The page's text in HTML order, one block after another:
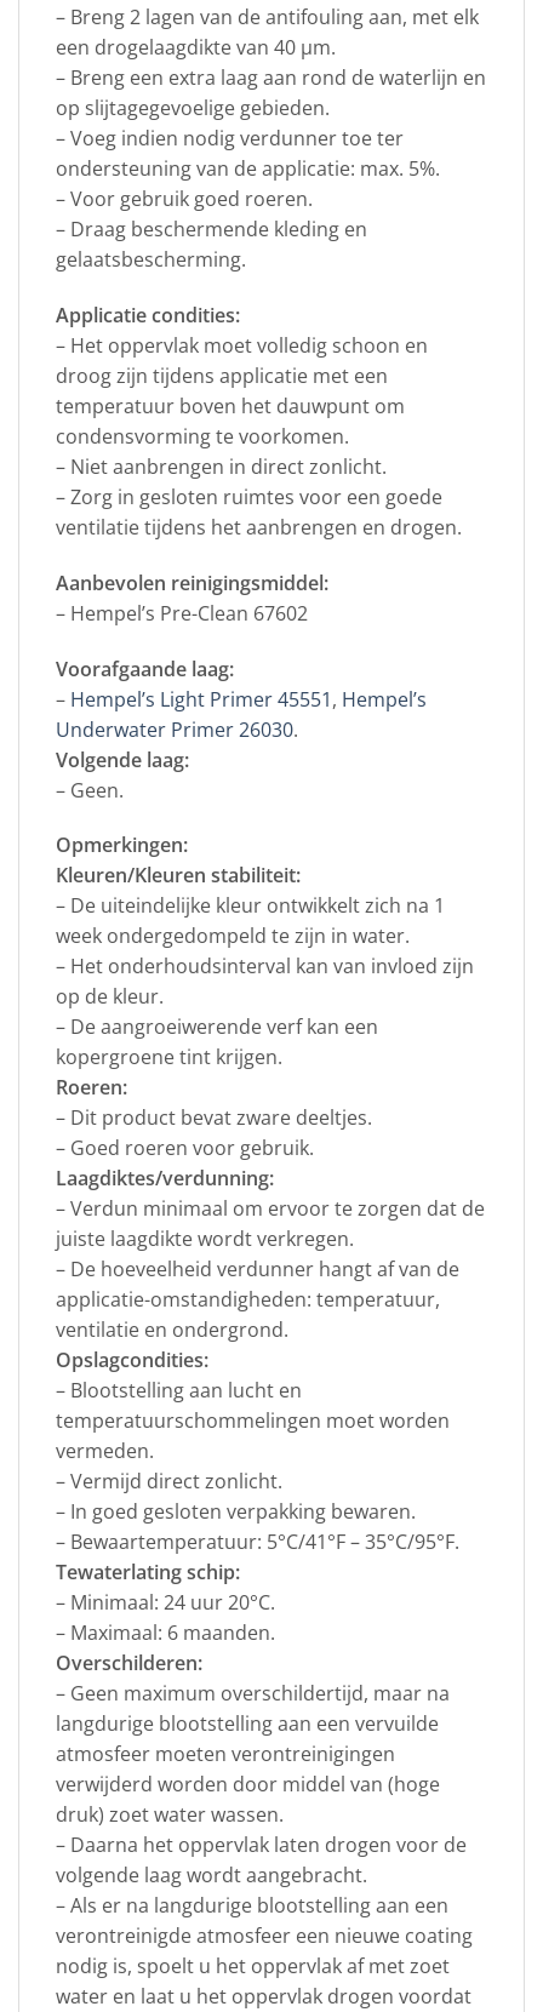
– Breng 2 lagen van de antifouling aan, met elk
een drogelaagdikte van 40 µm.
– Breng een extra laag aan rond de waterlijn en
op slijtagegevoelige gebieden.
– Voeg indien nodig verdunner toe ter
ondersteuning van de applicatie: max. 5%.
– Voor gebruik goed roeren.
– Draag beschermende kleding en
gelaatsbescherming.
Applicatie condities:
– Het oppervlak moet volledig schoon en
droog zijn tijdens applicatie met een
temperatuur boven het dauwpunt om
condensvorming te voorkomen.
– Niet aanbrengen in direct zonlicht.
– Zorg in gesloten ruimtes voor een goede
ventilatie tijdens het aanbrengen en drogen.
Aanbevolen reinigingsmiddel:
– Hempel’s Pre-Clean 67602
Voorafgaande laag:
– Hempel’s Light Primer 45551, Hempel’s
Underwater Primer 26030.
Volgende laag:
– Geen.
Opmerkingen:
Kleuren/Kleuren stabiliteit:
– De uiteindelijke kleur ontwikkelt zich na 1
week ondergedompeld te zijn in water.
– Het onderhoudsinterval kan van invloed zijn
op de kleur.
– De aangroeiwerende verf kan een
kopergroene tint krijgen.
Roeren:
– Dit product bevat zware deeltjes.
– Goed roeren voor gebruik.
Laagdiktes/verdunning:
– Verdun minimaal om ervoor te zorgen dat de
juiste laagdikte wordt verkregen.
– De hoeveelheid verdunner hangt af van de
applicatie-omstandigheden: temperatuur,
ventilatie en ondergrond.
Opslagcondities:
– Blootstelling aan lucht en
temperatuurschommelingen moet worden
vermeden.
– Vermijd direct zonlicht.
– In goed gesloten verpakking bewaren.
– Bewaartemperatuur: 5°C/41°F – 35°C/95°F.
Tewaterlating schip:
– Minimaal: 24 uur 20°C.
– Maximaal: 6 maanden.
Overschilderen:
– Geen maximum overschildertijd, maar na
langdurige blootstelling aan een vervuilde
atmosfeer moeten verontreinigingen
verwijderd worden door middel van (hoge
druk) zoet water wassen.
– Daarna het oppervlak laten drogen voor de
volgende laag wordt aangebracht.
– Als er na langdurige blootstelling aan een
verontreinigde atmosfeer een nieuwe coating
nodig is, spoelt u het oppervlak af met zoet
water en laat u het oppervlak drogen voordat